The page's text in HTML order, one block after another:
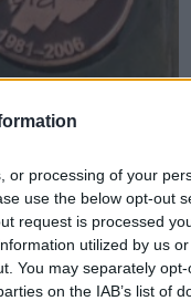
or processing of your
use the below opt-out
request is processed
utilized by us
You may separately
on the IAB’s list of
Plakettek.